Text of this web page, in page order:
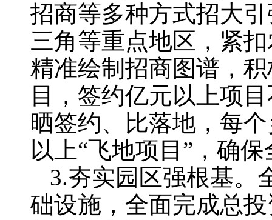
招商等多种方式招大
三角等重点地区，紧
精准绘制招商图谱，
目，签约亿元以上项
晒签约、比落地，每
以上“飞地项目”，确
3.夯实园区强根基。
础设施，全面完成总